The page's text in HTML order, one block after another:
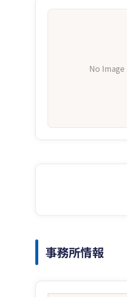
No Image
事務所情報